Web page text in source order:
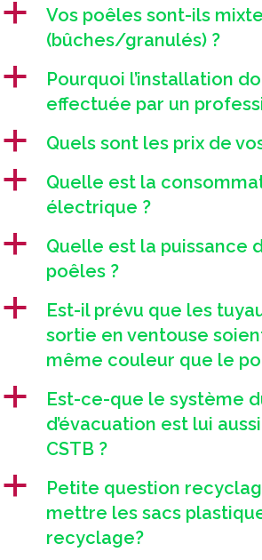
a
Vos poêles sont-ils
(bûches/granulés) ?
a
Pourquoi l’installation
effectuée par un
a Quels sont les prix de
a
Quelle est la
électrique ?
a
Quelle est la puissance
poêles ?
a
Est-il prévu que les
sortie en ventouse
même couleur que le
a
Est-ce-que le système
d’évacuation est lui
CSTB ?
a
Petite question
mettre les sacs
recyclage?